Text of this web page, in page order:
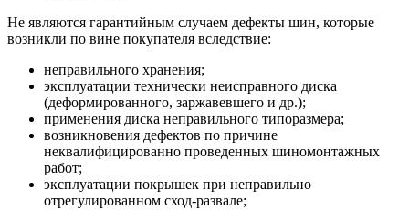
Не являются гарантийным случаем дефекты шин, которые
возникли по вине покупателя вследствие:
неправильного хранения;
эксплуатации технически неисправного диска
(деформированного, заржавевшего и др.);
применения диска неправильного типоразмера;
возникновения дефектов по причине
неквалифицированно проведенных шиномонтажных
работ;
эксплуатации покрышек при неправильно
отрегулированном сход-развале;